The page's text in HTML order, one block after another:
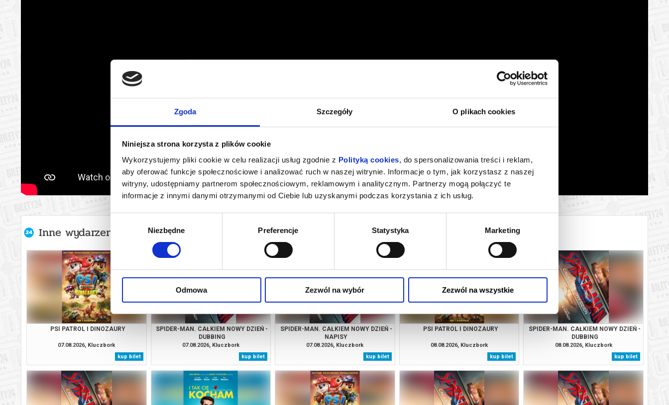
Zgoda Szczegóły O plikach cookies
Niniejsza strona korzysta z plików cookie
Wykorzystujemy pliki cookie w celu realizacji usług zgodnie z Polityką cookies, do spersonalizowania treści i reklam,
aby oferować funkcje społecznościowe i analizować ruch w naszej witrynie. Informacje o tym, jak korzystasz z naszej
witryny, udostępniamy partnerom społecznościowym, reklamowym i analitycznym. Partnerzy mogą połączyć te
informacje z innymi danymi otrzymanymi od Ciebie lub uzyskanymi podczas korzystania z ich usług.
Wybór
zgody
Niezbędne Preferencje Statystyka Marketing
Odmowa Zezwól na wybór Zezwól na wszystkie
Inne wydarzenia organizatora
PSI PATROL I DINOZAURY
07.08.2026, Kluczbork
kup bilet
SPIDER-MAN. CAŁKIEM NOWY DZIEŃ -
DUBBING
07.08.2026, Kluczbork
kup bilet
SPIDER-MAN. CAŁKIEM NOWY DZIEŃ -
NAPISY
07.08.2026, Kluczbork
kup bilet
PSI PATROL I DINOZAURY
08.08.2026, Kluczbork
kup bilet
SPIDER-MAN. CAŁKIEM NOWY DZIEŃ -
DUBBING
08.08.2026, Kluczbork
kup bilet